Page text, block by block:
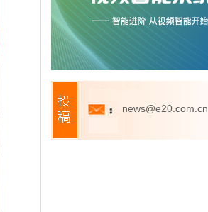
news@e20.com.cn